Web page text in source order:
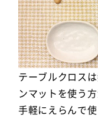
テーブルクロス
ンマットを使う
手軽にえらんで